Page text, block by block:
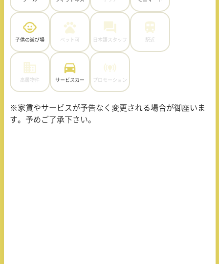
子供の遊び場 ペット可 日本語スタッフ 駅近
高層物件 サービスカー プロモーション
※家賃やサービスが予告なく変更される場合が御座いま
す。予めご了承下さい。